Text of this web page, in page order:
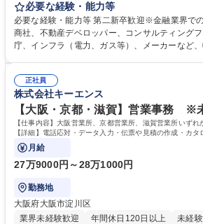
リー業務、地域戦略企画業務など、多様な業務
掛け合わせて広く社会に貢献していく職種です。 入社後は、横断的なロ
テーションを経て適性や専門性に応じたキャリ
す。総合職として入社いただき、下記いずれか
ート・ナレッジ業務 ※それぞれの業務内容に関
件備考欄に記載 募集職種 【総合職/ポテンシャル採用(第2新卒)】投融資一
体型のソリューション提案
必要な経験・能力等
必要な経験・能力等 第二新卒歓迎※金融業界で
商社、不動産デベロッパー、コンサルティング
庁、インフラ（電力、ガス等）、メーカーなど
く高い志を併せもった人材を求めています。ポテ
卒）では、金融業界での経験や知識を問いません
て、複雑化する社会課題の解決に向けて先鞭を
いう気概をお持ちの方を心待ちにしています。 学歴・資格 学歴：大学院
大学 語学力： 資格：
正社員
株式会社キーエンス
【大阪・京都・滋賀】営業事務 ※
【仕事内容】大阪営業所、京都営業所、滋賀営業所いずれ
【詳細】電話応対・データ入力・伝票や見積の作成・カタ
で発生する事務業務や業務改善をお任せ。
月給
27万9000円～28万1000円
勤務地
大阪府大阪市淀川区
業界未経験歓迎
年間休日120日以上 未経